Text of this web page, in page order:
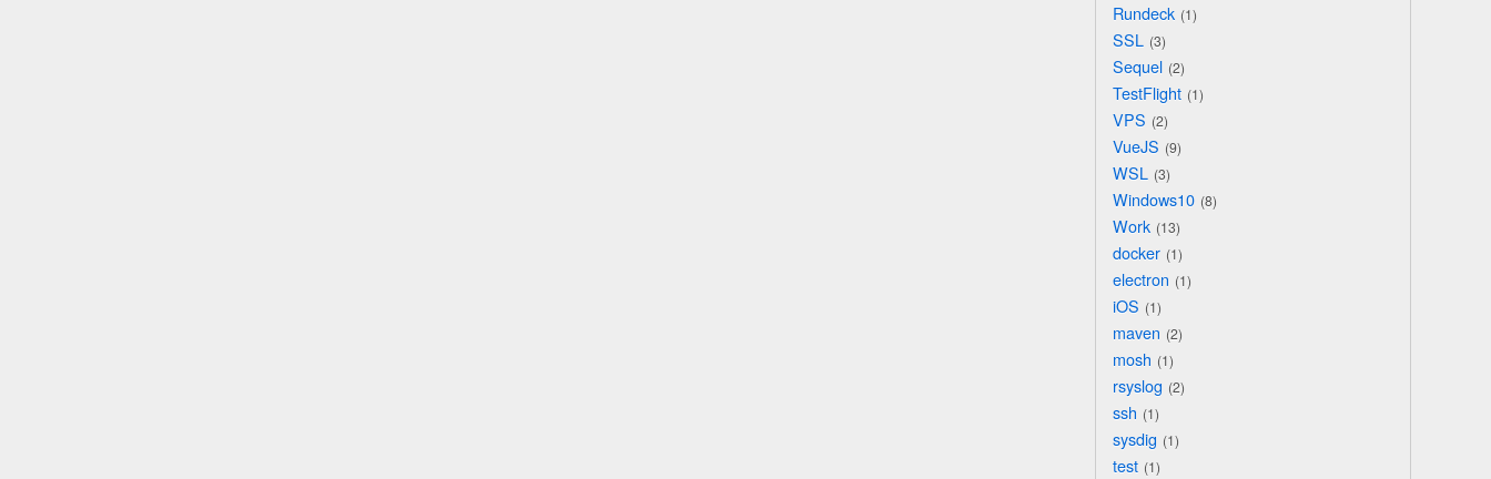
Rundeck 1
SSL 3
Sequel 2
TestFlight 1
VPS 2
VueJS 9
WSL 3
Windows10 8
Work 13
docker 1
electron 1
iOS 1
maven 2
mosh 1
rsyslog 2
ssh 1
sysdig 1
test 1